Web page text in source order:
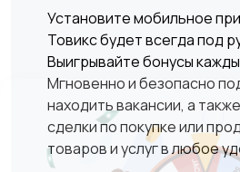
Установите мобильное
Товикс будет всегда под
Выигрывайте бонусы
Мгновенно и безопасно
находить вакансии, а
сделки по покупке или
товаров и услуг в любое